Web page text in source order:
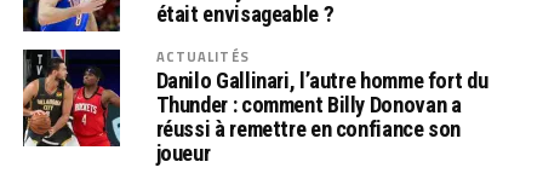
était envisageable ?
ACTUALITÉS
Danilo Gallinari, l’autre homme fort du
Thunder : comment Billy Donovan a
réussi à remettre en confiance son
joueur